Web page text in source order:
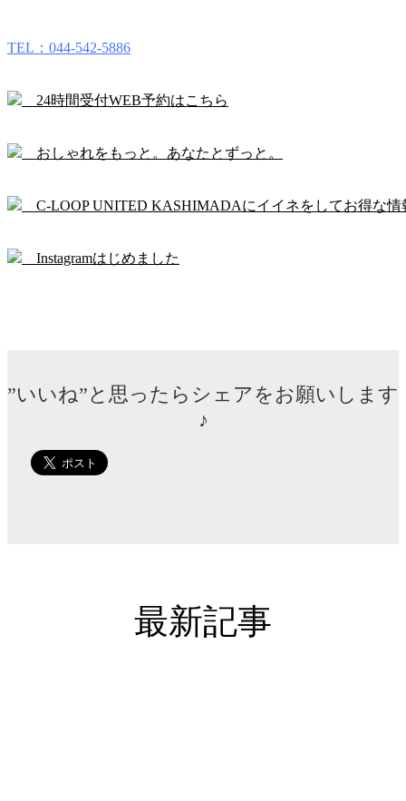
TEL：044-542-5886
24時間受付WEB予約はこちら
おしゃれをもっと。あなたとずっと。
C-LOOP UNITED KASHIMADAにイイネをしてお得な情
Instagramはじめました
”いいね”と思ったらシェアをお願いします
♪
最新記事